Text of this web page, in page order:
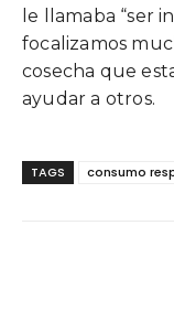
le llamaba “ser
focalizamos
cosecha que
ayudar a otros.
TAGS consumo